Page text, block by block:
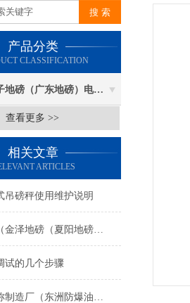
产品分类
CLASSIFICATION
大台面电子地磅（广东地磅）电子汽车衡
查看更多 >>
相关文章
ARTICLES
吊磅秤使用维护说明
练塘地磅（金泽地磅（夏阳地磅（盈浦地磅）香花桥地磅）奉贤地磅维修
试的几个步骤
老边钢瓶称制造厂（东洲防爆油桶称（宽甸电子秤）太平隔爆电子磅称维修